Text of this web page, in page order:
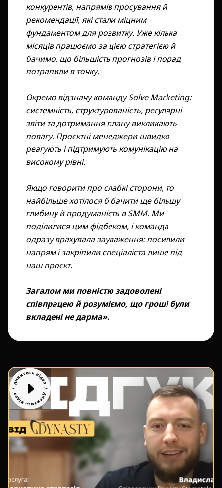
конкурентів, напрямів просування й
рекомендації, які стали міцним
фундаментом для розвитку. Уже кілька
місяців працюємо за цією стратегією й
бачимо, що більшість прогнозів і порад
потрапили в точку.
Окремо відзначу команду Solve Marketing:
системність, структурованість, регулярні
звіти та дотримання плану викликають
повагу. Проєктні менеджери швидко
реагують і підтримують комунікацію на
високому рівні.
Якщо говорити про слабкі сторони, то
найбільше хотілося б бачити ще більшу
глибину й продуманість в SMM. Ми
поділилися цим фідбеком, і команда
одразу врахувала зауваження: посилили
напрям і закріпили спеціаліста лише під
наш проєкт.
Загалом ми повністю задоволені
співпрацею й розуміємо, що гроші були
вкладені не дарма».